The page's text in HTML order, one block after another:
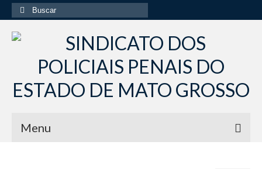
Buscar
por:
Menu